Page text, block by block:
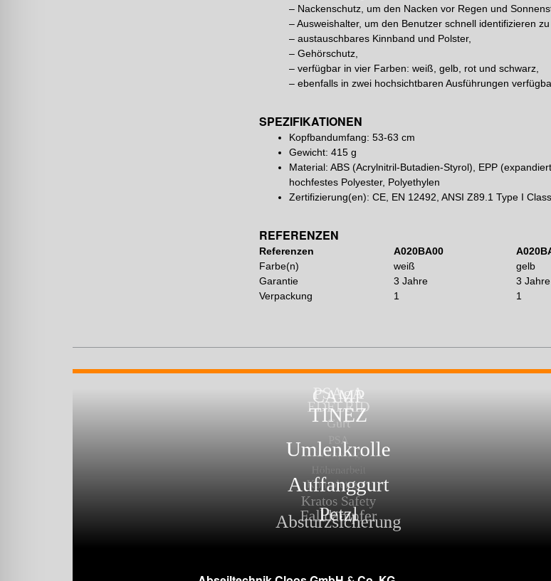
– Nackenschutz, um den Nacken vor Regen und
– Ausweishalter, um den Benutzer schnell identifizieren zu
– austauschbares Kinnband und Polster,
– Gehörschutz,
– verfügbar in vier Farben: weiß, gelb, rot und schwarz,
– ebenfalls in zwei hochsichtbaren Ausführungen
SPEZIFIKATIONEN
Kopfbandumfang: 53-63 cm
Gewicht: 415 g
Material: ABS (Acrylnitril-Butadien-Styrol), EPP
hochfestes Polyester, Polyethylen
Zertifizierung(en): CE, EN 12492, ANSI Z89.1 Type I
REFERENZEN
Referenzen A020BA00
Farbe(n)
weiß gelb
Garantie
3 Jahre 3 Jahre
Verpackung
1 1